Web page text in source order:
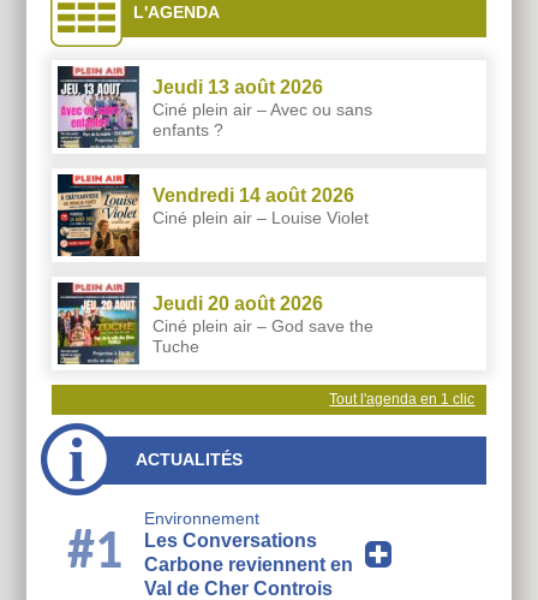
L'AGENDA
Jeudi 13 août 2026
Ciné plein air – Avec ou sans
enfants ?
Vendredi 14 août 2026
Ciné plein air – Louise Violet
Jeudi 20 août 2026
Ciné plein air – God save the
Tuche
Tout l'agenda en 1 clic
ACTUALITÉS
#1
Environnement
Les Conversations
Carbone reviennent en
Val de Cher Controis